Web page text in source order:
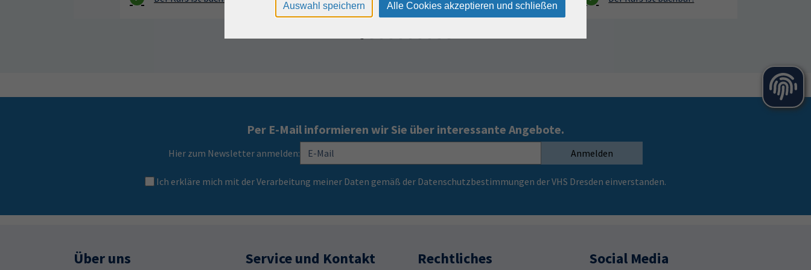
Per E-Mail informieren wir Sie über interessante Angebote.
Hier zum Newsletter anmelden: Anmelden
Ich erkläre mich mit der Verarbeitung meiner Daten gemäß der Datenschutzbestimmungen der VHS Dresden einverstanden.
Über uns Service und Kontakt Rechtliches Social Media
Auswahl speichern Alle Cookies akzeptieren und schließen